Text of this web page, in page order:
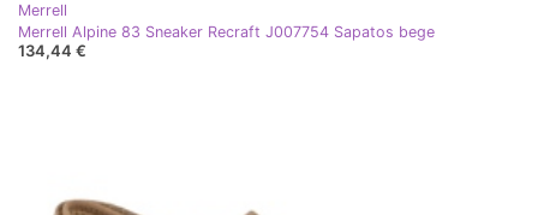
Merrell
Merrell Alpine 83 Sneaker Recraft J007754 Sapatos bege
134,44 €